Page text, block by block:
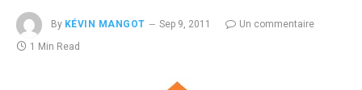
By KÉVIN MANGOT Sep 9, 2011
Un commentaire
1 Min Read